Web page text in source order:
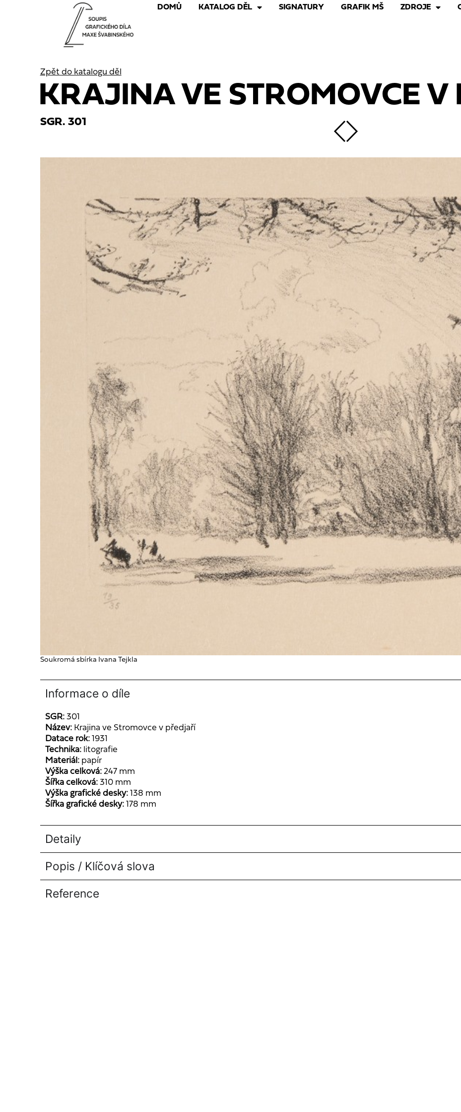
DOMŮ KATALOG DĚL SIGNATURY GRAFIK MŠ ZDROJE
Zpět do katalogu děl
KRAJINA VE STROMOVCE V
SGR. 301
Soukromá sbírka Ivana Tejkla
Informace o díle
SGR: 301
Název: Krajina ve Stromovce v předjaří
Datace rok: 1931
Technika: litografie
Materiál: papír
Výška celková: 247 mm
Šířka celková: 310 mm
Výška grafické desky: 138 mm
Šířka grafické desky: 178 mm
Detaily
Popis / Klíčová slova
Reference